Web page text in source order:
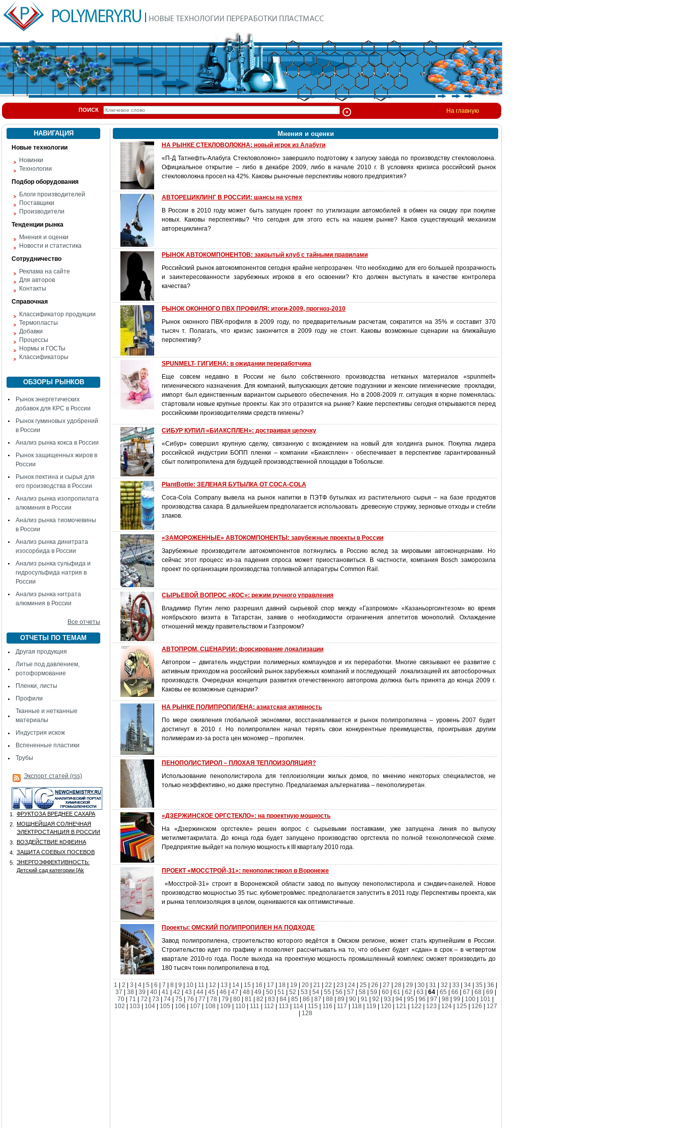
ПОИСК На главную
НАВИГАЦИЯ
Новые технологии
Новинки
Технологии
Подбор оборудования
Блоги производителей
Поставщики
Производители
Тенденции рынка
Мнения и оценки
Новости и статистика
Сотрудничество
Реклама на сайте
Для авторов
Контакты
Справочная
Классификатор продукции
Термопласты
Добавки
Процессы
Нормы и ГОСТы
Классификаторы
ОБЗОРЫ РЫНКОВ
Рынок энергетических
добавок для КРС в России
Рынок гуминовых удобрений
в России
Анализ рынка кокса в России
Рынок защищенных жиров в
России
Рынок пектина и сырья для
его производства в России
Анализ рынка изопропилата
алюминия в России
Анализ рынка тиомочевины
в России
Анализ рынка динитрата
изосорбида в России
Анализ рынка сульфида и
гидросульфида натрия в
России
Анализ рынка нитрата
алюминия в России
Все отчеты
ОТЧЕТЫ ПО ТЕМАМ
Другая продукция
Литье под давлением,
ротоформование
Пленки, листы
Профили
Тканные и нетканные
материалы
Индустрия искож
Вспененные пластики
Трубы
Экспорт статей (rss)
1.
ФРУКТОЗА ВРЕДНЕЕ САХАРА
2.
МОЩНЕЙШАЯ СОЛНЕЧНАЯ
ЭЛЕКТРОСТАНЦИЯ В РОССИИ
3.
ВОЗДЕЙСТВИЕ КОФЕИНА
4.
ЗАЩИТА СОЕВЫХ ПОСЕВОВ
5.
ЭНЕРГОЭФФЕКТИВНОСТЬ:
Детский сад категории [Аk
Мнения и оценки
НА РЫНКЕ СТЕКЛОВОЛОКНА: новый игрок из Алабуги
«П-Д Татнефть-Алабуга Стекловолокно» завершило подготовку к запуску завода по производству стекловолокна.
Официальное открытие – либо в декабре 2009, либо в начале 2010 г. В условиях кризиса российский рынок
стекловолокна просел на 42%. Каковы рыночные перспективы нового предприятия?
АВТОРЕЦИКЛИНГ В РОССИИ: шансы на успех
В России в 2010 году может быть запущен проект по утилизации автомобилей в обмен на скидку при покупке
новых. Каковы перспективы? Что сегодня для этого есть на нашем рынке? Каков существующий механизм
авторециклинга?
РЫНОК АВТОКОМПОНЕНТОВ: закрытый клуб с тайными правилами
Российский рынок автокомпонентов сегодня крайне непрозрачен. Что необходимо для его большей прозрачность
и заинтересованности зарубежных игроков в его освоении? Кто должен выступать в качестве контролера
качества?
РЫНОК ОКОННОГО ПВХ ПРОФИЛЯ: итоги-2009, прогноз-2010
Рынок оконного ПВХ-профиля в 2009 году, по предварительным расчетам, сократится на 35% и составит 370
тысяч т. Полагать, что кризис закончится в 2009 году не стоит. Каковы возможные сценарии на ближайшую
перспективу?
SPUNMELT- ГИГИЕНА: в ожидании переработчика
Еще совсем недавно в России не было собственного производства нетканых материалов «spunmelt»
гигиенического назначения. Для компаний, выпускающих детские подгузники и женские гигиенические прокладки,
импорт был единственным вариантом сырьевого обеспечения. Но в 2008-2009 гг. ситуация в корне поменялась:
стартовали новые крупные проекты. Как это отразится на рынке? Какие перспективы сегодня открываются перед
российскими производителями средств гигиены?
СИБУР КУПИЛ «БИАКСПЛЕН»: достраивая цепочку
«Сибур» совершил крупную сделку, связанную с вхождением на новый для холдинга рынок. Покупка лидера
российской индустрии БОПП пленки – компании «Биаксплен» - обеспечивает в перспективе гарантированный
сбыт полипропилена для будущей производственной площадки в Тобольске.
PlantBottle: ЗЕЛЕНАЯ БУТЫЛКА ОТ COCA-COLA
Coca-Cola Company вывела на рынок напитки в ПЭТФ бутылках из растительного сырья – на базе продуктов
производства сахара. В дальнейшем предполагается использовать древесную стружку, зерновые отходы и стебли
злаков.
«ЗАМОРОЖЕННЫЕ» АВТОКОМПОНЕНТЫ: зарубежные проекты в России
Зарубежные производители автокомпонентов потянулись в Россию вслед за мировыми автоконцернами. Но
сейчас этот процесс из-за падения спроса может приостановиться. В частности, компания Bosch заморозила
проект по организации производства топливной аппаратуры Common Rail.
СЫРЬЕВОЙ ВОПРОС «КОС»: режим ручного управления
Владимир Путин легко разрешил давний сырьевой спор между «Газпромом» «Казаньоргсинтезом» во время
ноябрьского визита в Татарстан, заявив о необходимости ограничения аппетитов монополий. Охлаждение
отношений между правительством и Газпромом?
АВТОПРОМ. СЦЕНАРИИ: форсирование локализации
Автопром – двигатель индустрии полимерных компаундов и их переработки. Многие связывают ее развитие с
активным приходом на российский рынок зарубежных компаний и последующей локализацией их автосборочных
производств. Очередная концепция развития отечественного автопрома должна быть принята до конца 2009 г.
Каковы ее возможные сценарии?
НА РЫНКЕ ПОЛИПРОПИЛЕНА: азиатская активность
По мере оживления глобальной экономики, восстанавливается и рынок полипропилена – уровень 2007 будет
достигнут в 2010 г. Но полипропилен начал терять свои конкурентные преимущества, проигрывая другим
полимерам из-за роста цен мономер – пропилен.
ПЕНОПОЛИСТИРОЛ – ПЛОХАЯ ТЕПЛОИЗОЛЯЦИЯ?
Использование пенополистирола для теплоизоляции жилых домов, по мнению некоторых специалистов, не
только неэффективно, но даже преступно. Предлагаемая альтернатива – пенополиуретан.
«ДЗЕРЖИНСКОЕ ОРГСТЕКЛО»: на проектную мощность
На «Дзержинском оргстекле» решен вопрос с сырьевыми поставками, уже запущена линия по выпуску
метилметакрилата. До конца года будет запущено производство оргстекла по полной технологической схеме.
Предприятие выйдет на полную мощность к III кварталу 2010 года.
ПРОЕКТ «МОССТРОЙ-31»: пенополистирол в Воронеже
«Мосстрой-31» строит в Воронежской области завод по выпуску пенополистирола и сэндвич-панелей. Новое
производство мощностью 35 тыс. кубометров/мес. предполагается запустить в 2011 году. Перспективы проекта, как
и рынка теплоизоляция в целом, оцениваются как оптимистичные.
Проекты: ОМСКИЙ ПОЛИПРОПИЛЕН НА ПОДХОДЕ
Завод полипропилена, строительство которого ведётся в Омском регионе, может стать крупнейшим в России.
Строительство идет по графику и позволяет рассчитывать на то, что объект будет «сдан» в срок – в четвертом
квартале 2010-го года. После выхода на проектную мощность промышленный комплекс сможет производить до
180 тысяч тонн полипропилена в год.
1 2 3 4 5 6 7 8 9 10 11 12 13 14 15 16 17 18 19 20 21 22 23 24 25 26 27 28 29 30 31 32 33 34 35 36
37
38 39 40| 41 42 43 44| 45 46 47 48 49 50| 51 52 53 54| 55 56 57 58 59 60| 61 62 63 64| 65 66 67 68 69
70
71 72 73 74 75 76 77 78 79 80 81 82 83 84 85 86 87 88 89 90 91 92 93 94 95 96 97 98 99 100 101
102
103 104| 105 106 107 108 109 110| 111 112 113 114| 115 116 117 118 119 120| 121 122 123 124| 125 126
127
128